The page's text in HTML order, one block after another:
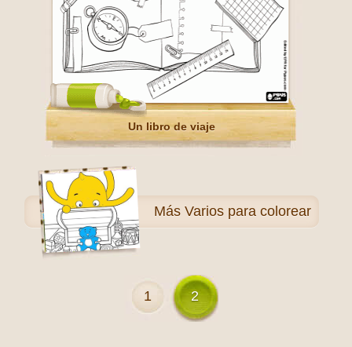
Un libro de viaje
Más Varios para colorear
1 2